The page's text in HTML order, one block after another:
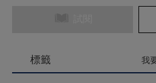
標籤 我